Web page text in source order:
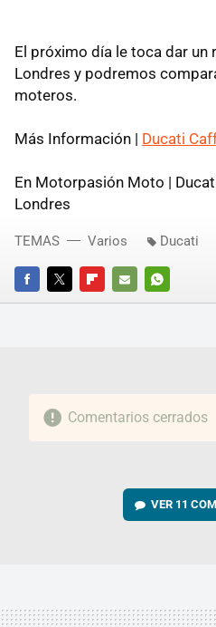
El próximo día le toca dar un
Londres y podremos
moteros.
Más Información | Ducati
En Motorpasión Moto |
Londres
FACEBOOKTWITTERFLIPBOARD
E-
WHATSAPP
TEMAS Varios Ducati
Comentarios cerrados
VER 11